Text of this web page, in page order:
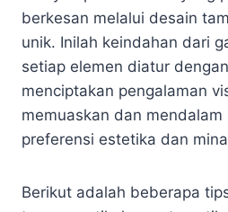
berkesan melalui desain
unik. Inilah keindahan dari
setiap elemen diatur
menciptakan pengalaman
memuaskan dan mendalam
preferensi estetika dan
Berikut adalah beberapa